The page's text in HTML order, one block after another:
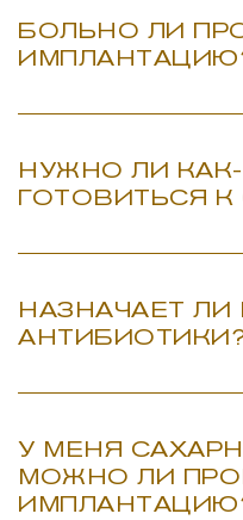
БОЛЬНО ЛИ
НУЖНО ЛИ
ГОТОВИТЬСЯ К
НАЗНАЧАЕТ ЛИ
У МЕНЯ
МОЖНО ЛИ